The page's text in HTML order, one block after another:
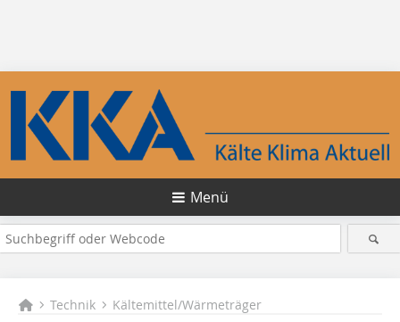
Menü
Technik Kältemittel/Wärmeträger